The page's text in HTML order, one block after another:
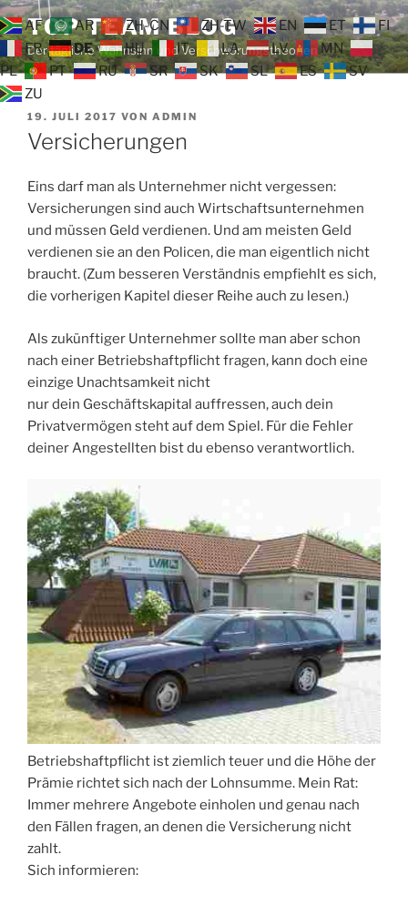
Zum
Inhalt
springen
TOP TEAM BLOG
Der tägliche Wahnsinn und Verschwörungstheorien
VERÖFFENTLICHT
AM
19. JULI 2017 VON ADMIN
Versicherungen
Eins darf man als Unternehmer nicht vergessen:
Versicherungen sind auch Wirtschaftsunternehmen
und müssen Geld verdienen. Und am meisten Geld
verdienen sie an den Policen, die man eigentlich nicht
braucht. (Zum besseren Verständnis empfiehlt es sich,
die vorherigen Kapitel dieser Reihe auch zu lesen.)
Als zukünftiger Unternehmer sollte man aber schon
nach einer Betriebshaftpflicht fragen, kann doch eine
einzige Unachtsamkeit nicht
nur dein Geschäftskapital auffressen, auch dein
Privatvermögen steht auf dem Spiel. Für die Fehler
deiner Angestellten bist du ebenso verantwortlich.
Betriebshaftpflicht ist ziemlich teuer und die Höhe der
Prämie richtet sich nach der Lohnsumme. Mein Rat:
Immer mehrere Angebote einholen und genau nach
den Fällen fragen, an denen die Versicherung nicht
zahlt.
Sich informieren:
AF AR ZH-CN ZH-TW EN ET
FI
FR
DE HU IT LA LV
MN
PL
PT RU SR SK SL ES
SV
ZU